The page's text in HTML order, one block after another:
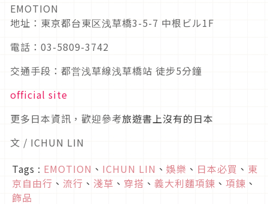
EMOTION
地址：東京都台東区浅草橋3-5-7 中根ビル1F
電話：03-5809-3742
交通手段：都営浅草線浅草橋站 徒步5分鐘
official site
更多日本資訊，歡迎參考旅遊書上沒有的日本
文 / ICHUN LIN
Tags : EMOTION 、 ICHUN LIN 、 娛樂 、 日本必買 、 東
京自由行 、 流行 、 淺草 、 穿搭 、 義大利麵項鍊 、 項鍊 、
飾品